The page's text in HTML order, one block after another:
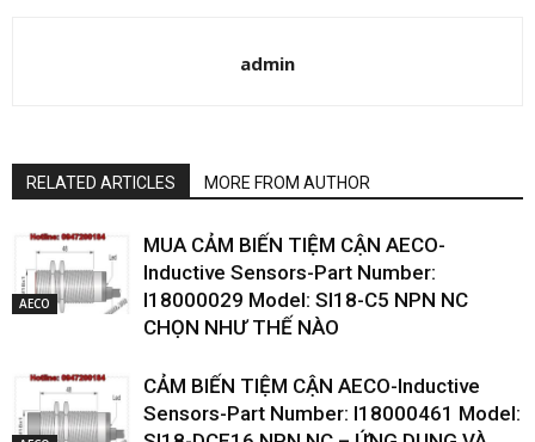
admin
RELATED ARTICLES MORE FROM AUTHOR
AECO
MUA CẢM BIẾN TIỆM CẬN AECO-
Inductive Sensors-Part Number:
I18000029 Model: SI18-C5 NPN NC
CHỌN NHƯ THẾ NÀO
CẢM BIẾN TIỆM CẬN AECO-Inductive
Sensors-Part Number: I18000461 Model: